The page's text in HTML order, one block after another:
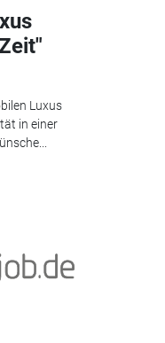
Luxus
in einer